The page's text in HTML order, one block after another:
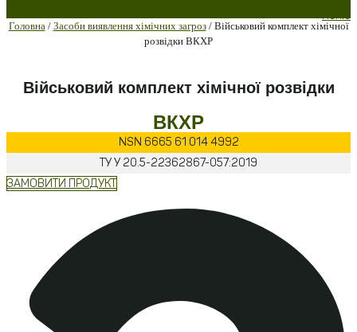
меню
Головна/ Засоби виявлення хімічних загроз/ Військовий комплект хімічної
розвідки ВКХР
Військовий комплект хімічної розвідки
ВКХР
NSN 6665 61 014 4992
ТУ У 20.5-22362867-057:2019
ЗАМОВИТИ ПРОДУКТ